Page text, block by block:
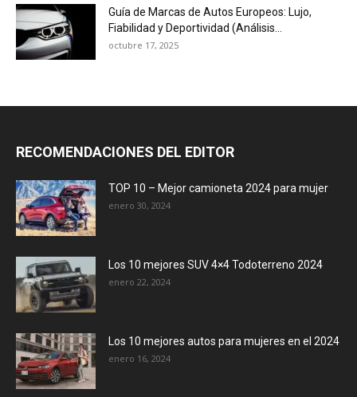
Guía de Marcas de Autos Europeos: Lujo,
Fiabilidad y Deportividad (Análisis...
octubre 17, 2025
RECOMENDACIONES DEL EDITOR
TOP 10 – Mejor camioneta 2024 para mujer
enero 30, 2024
Los 10 mejores SUV 4×4 Todoterreno 2024
enero 22, 2024
Los 10 mejores autos para mujeres en el 2024
enero 16, 2024